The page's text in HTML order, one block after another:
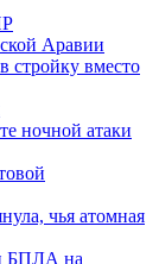
Аравии
вместо
ночной атаки
чья атомная
БПЛА на